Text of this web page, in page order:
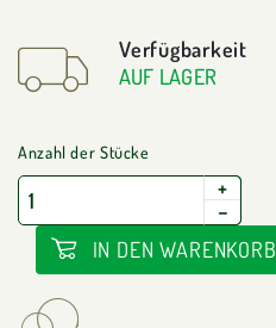
Verfügbarkeit
AUF LAGER
Anzahl der Stücke
+
−
IN DEN WARENKORB